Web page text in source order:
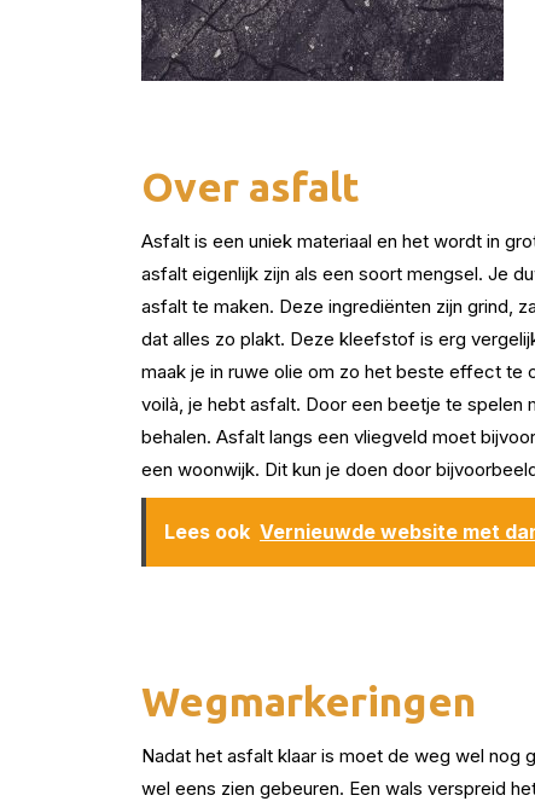
Over asfalt
Asfalt is een uniek materiaal en het wordt in
asfalt eigenlijk zijn als een soort mengsel. Je
asfalt te maken. Deze ingrediënten zijn grind,
dat alles zo plakt. Deze kleefstof is erg
maak je in ruwe olie om zo het beste effect te
voilà, je hebt asfalt. Door een beetje te spelen
behalen. Asfalt langs een vliegveld moet
een woonwijk. Dit kun je doen door
Lees ook Vernieuwde website met
Wegmarkeringen
Nadat het asfalt klaar is moet de weg wel nog
wel eens zien gebeuren. Een wals verspreid